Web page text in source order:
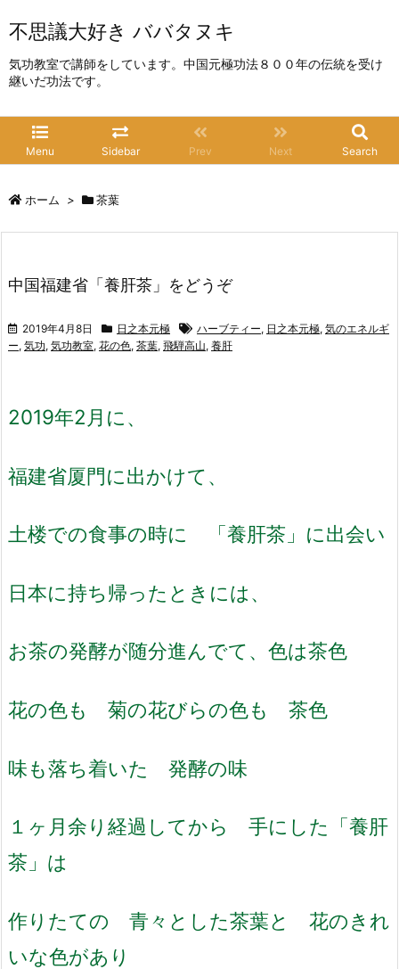
不思議大好き ババタヌキ
気功教室で講師をしています。中国元極功法８００年の伝統を受け
継いだ功法です。
Menu Sidebar Prev Next Search
ホーム > 茶葉
中国福建省「養肝茶」をどうぞ
2019年4月8日 日之本元極 ハーブティー, 日之本元極, 気のエネルギ
ー, 気功, 気功教室, 花の色, 茶葉, 飛騨高山, 養肝
2019年2月に、
福建省厦門に出かけて、
土楼での食事の時に 「養肝茶」に出会い
日本に持ち帰ったときには、
お茶の発酵が随分進んでて、色は茶色
花の色も 菊の花びらの色も 茶色
味も落ち着いた 発酵の味
１ヶ月余り経過してから 手にした「養肝
茶」は
作りたての 青々とした茶葉と 花のきれ
いな色があり